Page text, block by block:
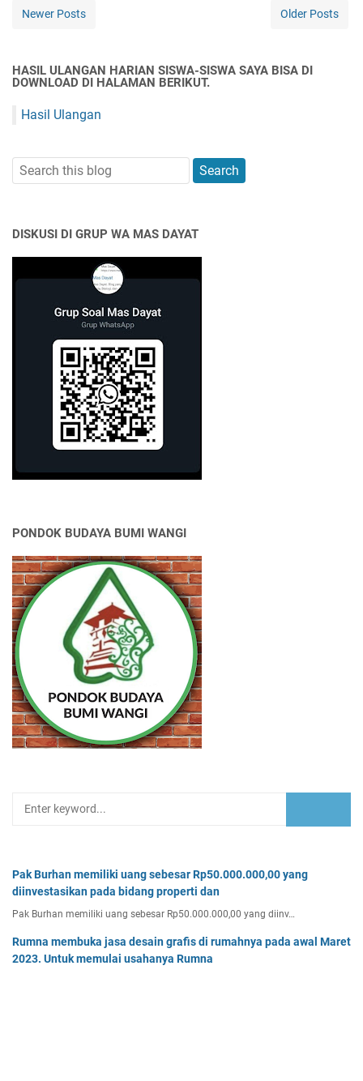
Newer Posts Older Posts
HASIL ULANGAN HARIAN SISWA-SISWA SAYA BISA DI
DOWNLOAD DI HALAMAN BERIKUT.
Hasil Ulangan
DISKUSI DI GRUP WA MAS DAYAT
PONDOK BUDAYA BUMI WANGI
Pak Burhan memiliki uang sebesar Rp50.000.000,00 yang
diinvestasikan pada bidang properti dan
Pak Burhan memiliki uang sebesar Rp50.000.000,00 yang diinv…
Rumna membuka jasa desain grafis di rumahnya pada awal Maret
2023. Untuk memulai usahanya Rumna